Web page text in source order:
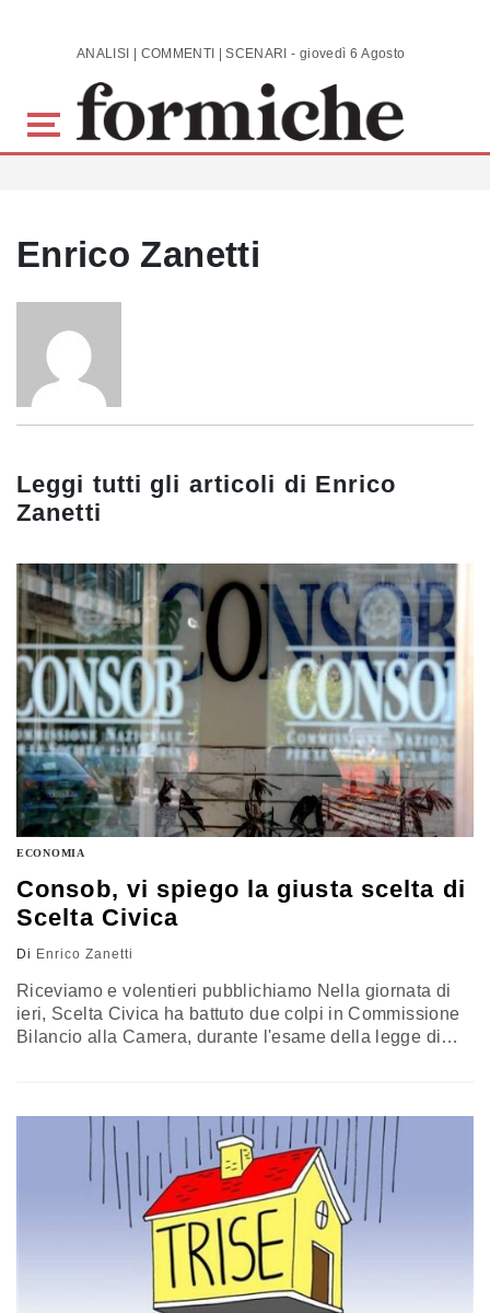
Skip to main content ANALISI | COMMENTI | SCENARI - giovedì 6 Agosto 2026
Enrico Zanetti
Leggi tutti gli articoli di Enrico
Zanetti
ECONOMIA
Consob, vi spiego la giusta scelta di
Scelta Civica
Di Enrico Zanetti
Riceviamo e volentieri pubblichiamo Nella giornata di
ieri, Scelta Civica ha battuto due colpi in Commissione
Bilancio alla Camera, durante l'esame della legge di
CONSOB Il primo colpo, sulla proposta del governo di…